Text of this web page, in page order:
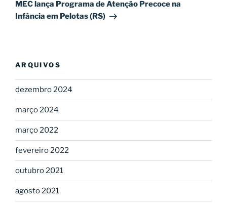
MEC lança Programa de Atenção Precoce na
Infância em Pelotas (RS)
ARQUIVOS
dezembro 2024
março 2024
março 2022
fevereiro 2022
outubro 2021
agosto 2021